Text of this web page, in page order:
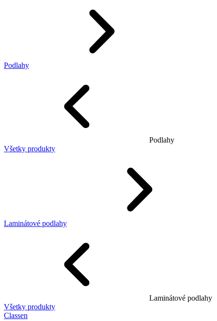
Podlahy
Podlahy
Všetky produkty
Laminátové podlahy
Laminátové podlahy
Všetky produkty
Classen